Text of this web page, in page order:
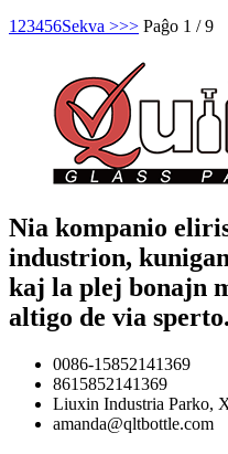
1 23456Sekva >>> Paĝo 1 / 9
Nia kompanio
industrion,
kaj la plej bonajn
altigo de via sperto.
0086-15852141369
8615852141369
Liuxin Industria Parko,
amanda@qltbottle.com